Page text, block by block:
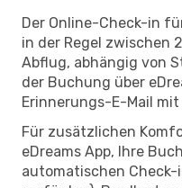
Der Online-Check-in
in der Regel zwischen
Abflug, abhängig von
der Buchung über
Erinnerungs-E-Mail
Für zusätzlichen
eDreams App, Ihre
automatischen